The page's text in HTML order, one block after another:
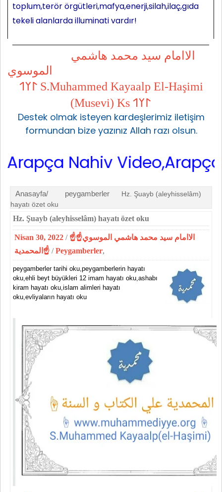
toplum,terör örgütleri,mafya,enerji,silah,ilaç,gıda
tekeli alanlarda illuminati vardır!
الاامام سيد محمد هاشمي
الموسوي
𐰃𐰠𐰯 S.Muhammed Kayaalp El-Haşimi
(Musevi) Ks 𐰃𐰠𐰯
Destek olmak isteyen kardeşlerimiz iletişim
formundan bize yazınız Allah razı olsun.
Nahiv Video,Arapça
Anasayfa/ peygamberler
Hz. Şuayb (aleyhisselâm)
hayatı özet oku
Hz. Şuayb (aleyhisselâm) hayatı özet oku
Nisan 30, 2022 / ☝الاامام سيد محمد هاشمي الموسوي☝
المحمدية☝ /Peygamberler,
peygamberler tarihi oku,peygamberlerin hayatı
oku,ehli beyt büyükleri 12 imam hayatı oku,ashabı
kiram hayatı oku,islam alimleri hayatı
oku,evliyaların hayatı oku